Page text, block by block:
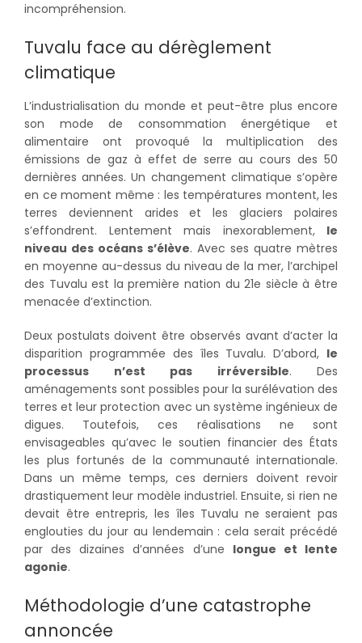
incompréhension.
Tuvalu face au dérèglement
climatique
L’industrialisation du monde et peut-être plus encore
son mode de consommation énergétique et
alimentaire ont provoqué la multiplication des
émissions de gaz à effet de serre au cours des 50
dernières années. Un changement climatique s’opère
en ce moment même : les températures montent, les
terres deviennent arides et les glaciers polaires
s’effondrent. Lentement mais inexorablement, le
niveau des océans s’élève. Avec ses quatre mètres
en moyenne au-dessus du niveau de la mer, l’archipel
des Tuvalu est la première nation du 21e siècle à être
menacée d’extinction.
Deux postulats doivent être observés avant d’acter la
disparition programmée des îles Tuvalu. D’abord, le
processus n’est pas irréversible. Des
aménagements sont possibles pour la surélévation des
terres et leur protection avec un système ingénieux de
digues. Toutefois, ces réalisations ne sont
envisageables qu’avec le soutien financier des États
les plus fortunés de la communauté internationale.
Dans un même temps, ces derniers doivent revoir
drastiquement leur modèle industriel. Ensuite, si rien ne
devait être entrepris, les îles Tuvalu ne seraient pas
englouties du jour au lendemain : cela serait précédé
par des dizaines d’années d’une longue et lente
agonie.
Méthodologie d’une catastrophe
annoncée